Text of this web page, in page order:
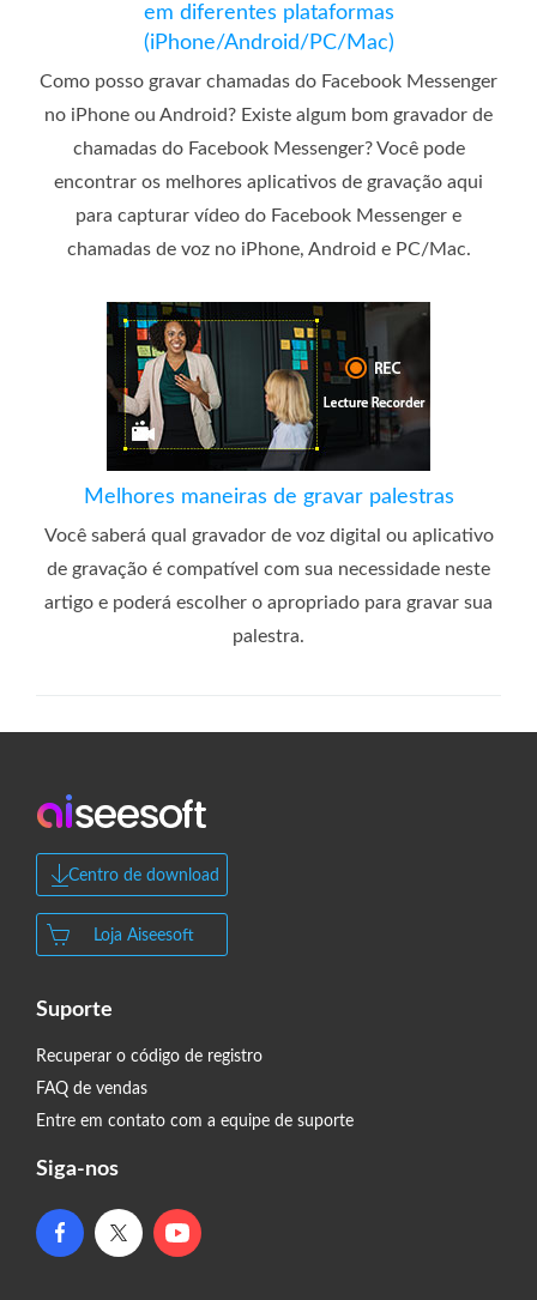
em diferentes plataformas
(iPhone/Android/PC/Mac)
Como posso gravar chamadas do Facebook Messenger
no iPhone ou Android? Existe algum bom gravador de
chamadas do Facebook Messenger? Você pode
encontrar os melhores aplicativos de gravação aqui
para capturar vídeo do Facebook Messenger e
chamadas de voz no iPhone, Android e PC/Mac.
Melhores maneiras de gravar palestras
Você saberá qual gravador de voz digital ou aplicativo
de gravação é compatível com sua necessidade neste
artigo e poderá escolher o apropriado para gravar sua
palestra.
Centro de download
Loja Aiseesoft
Suporte
Recuperar o código de registro
FAQ de vendas
Entre em contato com a equipe de suporte
Siga-nos